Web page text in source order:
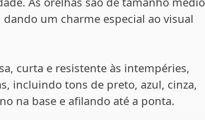
um charme especial ao visual
curta e resistente às intempéries,
incluindo tons de preto, azul, cinza,
na base e afilando até a ponta.